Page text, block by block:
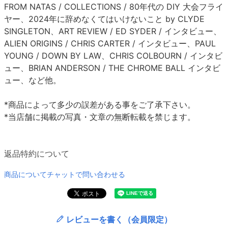
FROM NATAS / COLLECTIONS / 80年代の DIY 大会フライ
ヤー、2024年に辞めなくてはいけないこと by CLYDE
SINGLETON、ART REVIEW / ED SYDER / インタビュー、
ALIEN ORIGINS / CHRIS CARTER / インタビュー、PAUL
YOUNG / DOWN BY LAW、CHRIS COLBOURN / インタビ
ュー、BRIAN ANDERSON / THE CHROME BALL インタビ
ュー、など他。
*商品によって多少の誤差がある事をご了承下さい。
*当店舗に掲載の写真・文章の無断転載を禁じます。
返品特約について
商品についてチャットで問い合わせる
レビューを書く（会員限定）